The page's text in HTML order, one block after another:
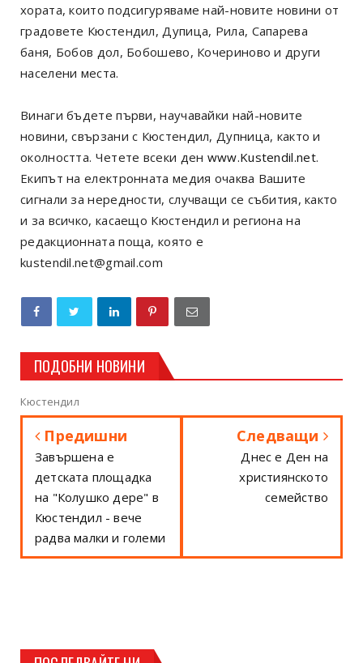
хората, които подсигуряваме най-новите новини от
градовете Кюстендил, Дупица, Рила, Сапарева
баня, Бобов дол, Бобошево, Кочериново и други
населени места.
Винаги бъдете първи, научавайки най-новите
новини, свързани с Кюстендил, Дупница, както и
околността. Четете всеки ден www.Kustendil.net.
Екипът на електронната медия очаква Вашите
сигнали за нередности, случващи се събития, както
и за всичко, касаещо Кюстендил и региона на
редакционната поща, която е
kustendil.net@gmail.com
ПОДОБНИ НОВИНИ
Кюстендил
Предишни
Завършена е
детската площадка
на "Колушко дере" в
Кюстендил - вече
радва малки и големи
Следващи
Днес е Ден на
християнското
семейство